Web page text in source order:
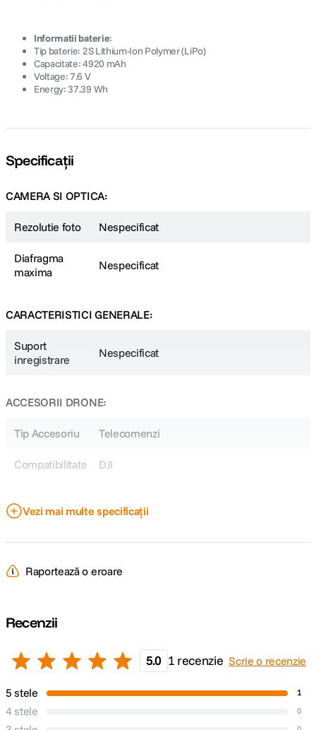
Informatii baterie:
Tip baterie: 2S Lithium-Ion Polymer (LiPo)
Capacitate: 4920 mAh
Voltage: 7.6 V
Energy: 37.39 Wh
Specificații
CAMERA SI OPTICA:
Rezolutie foto Nespecificat
Diafragma
maxima
Nespecificat
CARACTERISTICI GENERALE:
Suport
inregistrare
Nespecificat
ACCESORII DRONE:
Tip Accesoriu Telecomenzi
Compatibilitate DJI
DETALII PRODUCATOR
Vezi mai multe specificații
Raportează o eroare
Recenzii
5.0 1 recenzie Scrie o recenzie
5 stele 1
4 stele 0